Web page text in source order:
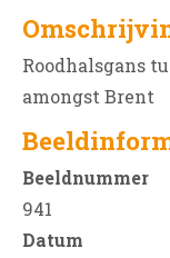
Roodhalsgans
amongst Brent
Beeldnummer
941
Datum